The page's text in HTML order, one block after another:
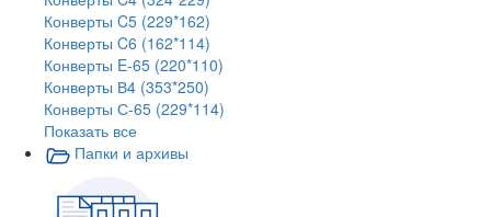
Конверты C5 (229*162)
Конверты C6 (162*114)
Конверты E-65 (220*110)
Конверты В4 (353*250)
Конверты С-65 (229*114)
Показать все
Папки и архивы